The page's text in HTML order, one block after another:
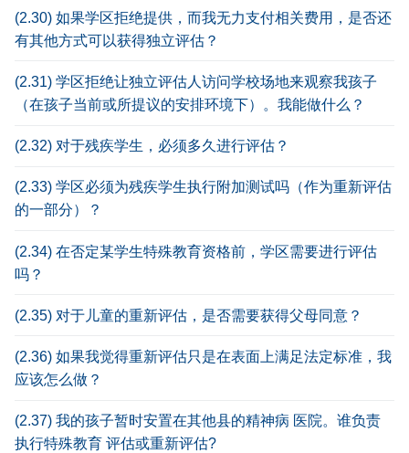
(2.30) 如果学区拒绝提供，而我无力支付相关费用，是否还
有其他方式可以获得独立评估？
(2.31) 学区拒绝让独立评估人访问学校场地来观察我孩子
（在孩子当前或所提议的安排环境下）。我能做什么？
(2.32) 对于残疾学生，必须多久进行评估？
(2.33) 学区必须为残疾学生执行附加测试吗（作为重新评估
的一部分）？
(2.34) 在否定某学生特殊教育资格前，学区需要进行评估
吗？
(2.35) 对于儿童的重新评估，是否需要获得父母同意？
(2.36) 如果我觉得重新评估只是在表面上满足法定标准，我
应该怎么做？
(2.37) 我的孩子暂时安置在其他县的精神病 医院。谁负责
执行特殊教育 评估或重新评估?